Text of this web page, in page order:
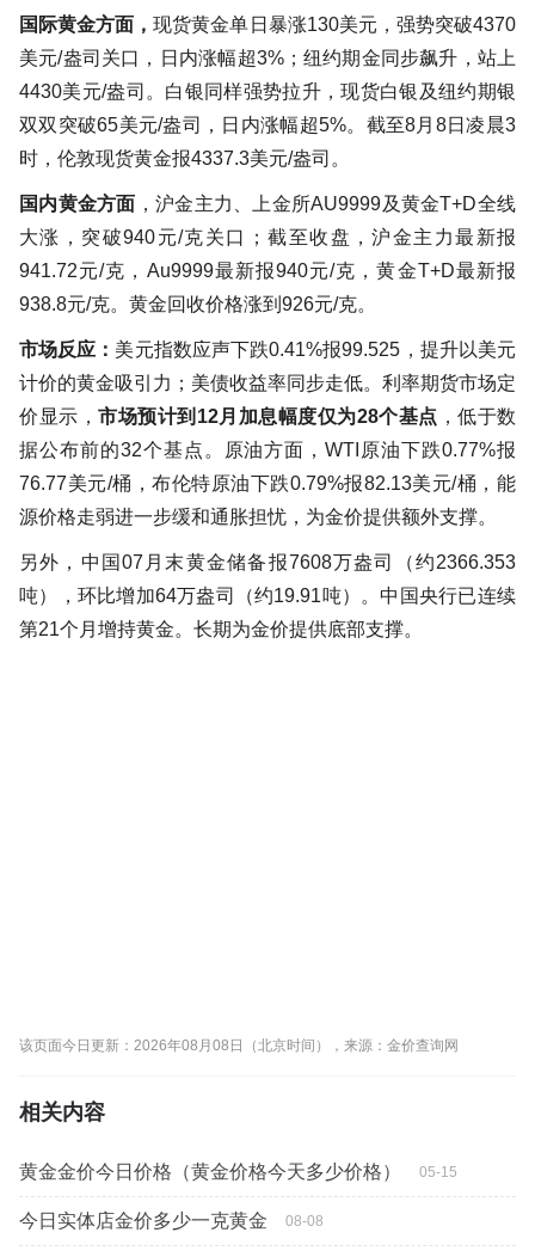
国际黄金方面，现货黄金单日暴涨130美元，强势突破4370
美元/盎司关口，日内涨幅超3%；纽约期金同步飙升，站上
4430美元/盎司。白银同样强势拉升，现货白银及纽约期银
双双突破65美元/盎司，日内涨幅超5%。截至8月8日凌晨3
时，伦敦现货黄金报4337.3美元/盎司。
国内黄金方面 ，沪金主力、上金所AU9999及黄金T+D全线
大涨，突破940元/克关口；截至收盘，沪金主力最新报
941.72元/克，Au9999最新报940元/克，黄金T+D最新报
938.8元/克。黄金回收价格涨到926元/克。
市场反应： 美元指数应声下跌0.41%报99.525，提升以美元
计价的黄金吸引力；美债收益率同步走低。利率期货市场定
价显示， 市场预计到12月加息幅度仅为28个基点 ，低于数
据公布前的32个基点。原油方面，WTI原油下跌0.77%报
76.77美元/桶，布伦特原油下跌0.79%报82.13美元/桶，能
源价格走弱进一步缓和通胀担忧，为金价提供额外支撑。
另外，中国07月末黄金储备报7608万盎司（约2366.353
吨），环比增加64万盎司（约19.91吨）。中国央行已连续
第21个月增持黄金。长期为金价提供底部支撑。
该页面今日更新：2026年08月08日（北京时间），来源：金价查询网
相关内容
黄金金价今日价格（黄金价格今天多少价格） 05-15
今日实体店金价多少一克黄金 08-08